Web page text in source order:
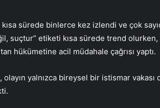
sürede binlerce kez izlendi ve çok
suçtur” etiketi kısa sürede trend
hükümetine acil müdahale çağrısı yaptı.
yalnızca bireysel bir istismar